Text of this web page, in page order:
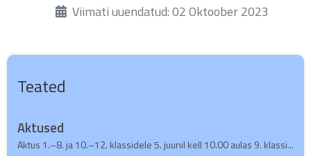
ÜksikasjadViimati uuendatud: 02 Oktoober 2023
Teated
Aktused
Aktus 1.–8. ja 10.–12. klassidele 5. juunil kell 10.00 aulas 9. klassi...